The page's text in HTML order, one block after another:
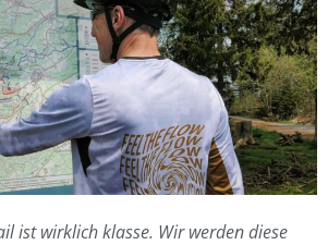
ist wirklich klasse. Wir werden diese